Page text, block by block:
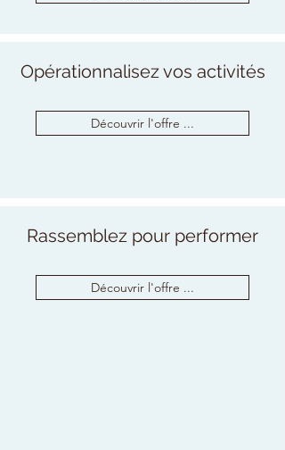
Opérationnalisez vos activités
Découvrir l'offre ...
Rassemblez pour performer
Découvrir l'offre ...